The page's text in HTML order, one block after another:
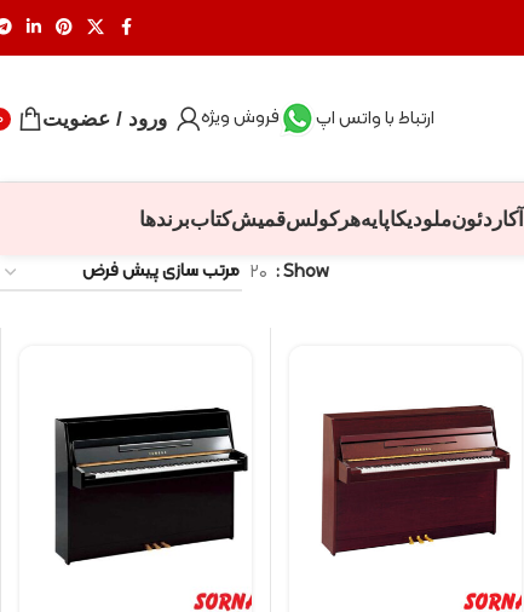
ارتباط با واتس اپ فروش ویژه ورود / عضویت
آکاردئونملودیکاپایههرکولسقمیشکتاببرندها
Show ۲۰